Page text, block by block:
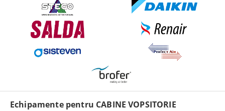
Echipamente pentru CABINE VOPSITORIE